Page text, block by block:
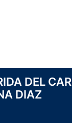
DEL
DIAZ